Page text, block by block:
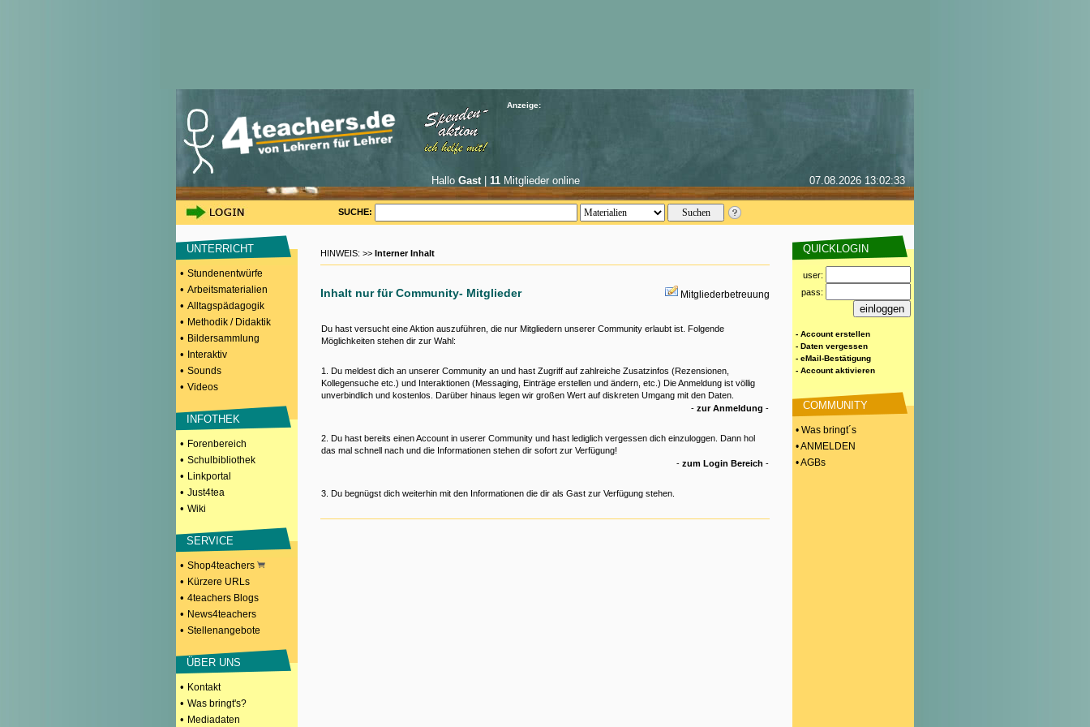
Anzeige:
Hallo Gast| 11Mitglieder online 07.08.2026 13:02:33
SUCHE:
UNTERRICHT
• Stundenentwürfe
• Arbeitsmaterialien
• Alltagspädagogik
• Methodik / Didaktik
• Bildersammlung
• Interaktiv
• Sounds
• Videos
INFOTHEK
• Forenbereich
• Schulbibliothek
• Linkportal
• Just4tea
• Wiki
SERVICE
• Shop4teachers
• Kürzere URLs
• 4teachers Blogs
• News4teachers
• Stellenangebote
ÜBER UNS
• Kontakt
• Was bringt's?
• Mediadaten
HINWEIS: >> Interner Inhalt
Inhalt nur für Community- Mitglieder Mitgliederbetreuung
Du hast versucht eine Aktion auszuführen, die nur Mitgliedern unserer Community erlaubt ist. Folgende
Möglichkeiten stehen dir zur Wahl:
1. Du meldest dich an unserer Community an und hast Zugriff auf zahlreiche Zusatzinfos (Rezensionen,
Kollegensuche etc.) und Interaktionen (Messaging, Einträge erstellen und ändern, etc.) Die Anmeldung ist völlig
unverbindlich und kostenlos. Darüber hinaus legen wir großen Wert auf diskreten Umgang mit den Daten.
- zur Anmeldung -
2. Du hast bereits einen Account in userer Community und hast lediglich vergessen dich einzuloggen. Dann hol
das mal schnell nach und die Informationen stehen dir sofort zur Verfügung!
- zum Login Bereich -
3. Du begnügst dich weiterhin mit den Informationen die dir als Gast zur Verfügung stehen.
QUICKLOGIN
user:
pass:
- Account erstellen
- Daten vergessen
- eMail-Bestätigung
- Account aktivieren
COMMUNITY
• Was bringt´s
• ANMELDEN
• AGBs